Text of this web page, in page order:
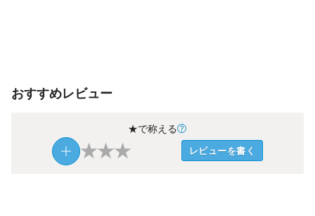
おすすめレビュー
★で称える
★★★ レビューを書く